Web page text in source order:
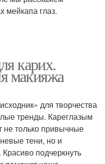
мейкапа глаз.
карих.
макияжа
для творчества
тренды. Кареглазым
не только привычные
тени, но и
подчеркнуть